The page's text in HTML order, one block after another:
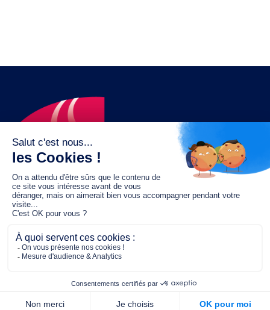
Le fonds de dotation MGC s’engage à
jouer un rôle dans la prévention santé
pour tous.
2/4 place de l’Abbé G. Hénocque
75637 PARIS CEDEX 13
01 40 78 06 56
Nous contacter
Qui sommes-nous ?